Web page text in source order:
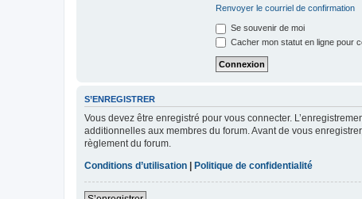
Renvoyer le courriel de confirmation
Se souvenir de moi
Cacher mon statut en ligne pour
S’ENREGISTRER
Vous devez être enregistré pour vous connecter.
additionnelles aux membres du forum. Avant de vous
règlement du forum.
Conditions d’utilisation | Politique de confidentialité